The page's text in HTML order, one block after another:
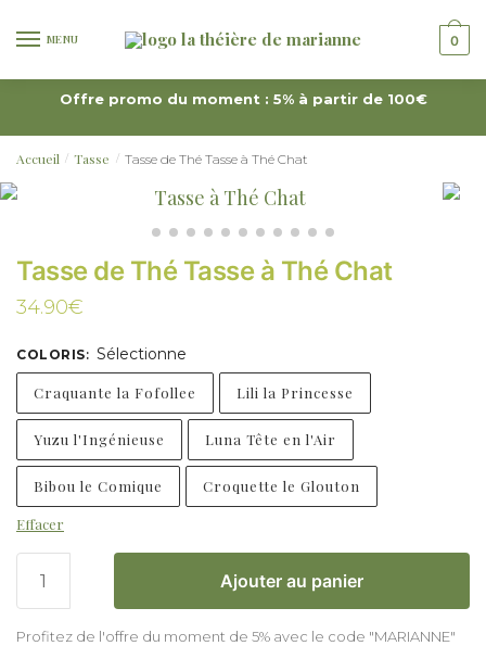
MENU 0
Offre promo du moment : 5% à partir de 100€
Accueil / Tasse / Tasse de Thé Tasse à Thé Chat
Tasse de Thé Tasse à Thé Chat
34.90€
COLORIS: Sélectionne
Craquante la Fofollee Lili la Princesse
Yuzu l'Ingénieuse Luna Tête en l'Air
Bibou le Comique Croquette le Glouton
Effacer
Ajouter au panier
Profitez de l'offre du moment de 5% avec le code "MARIANNE"